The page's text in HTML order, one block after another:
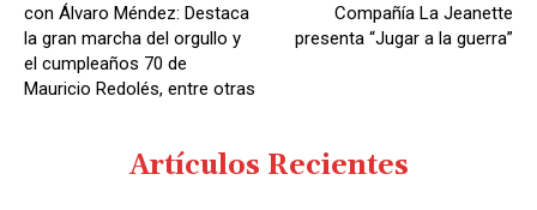
con Álvaro Méndez: Destaca
la gran marcha del orgullo y
el cumpleaños 70 de
Mauricio Redolés, entre otras
Compañía La Jeanette
presenta “Jugar a la guerra”
Artículos Recientes